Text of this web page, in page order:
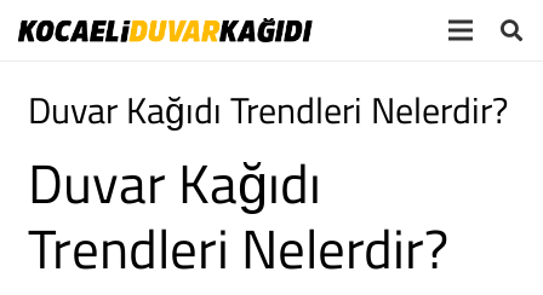
Duvar Kağıdı Trendleri Nelerdir?
Duvar Kağıdı
Trendleri Nelerdir?